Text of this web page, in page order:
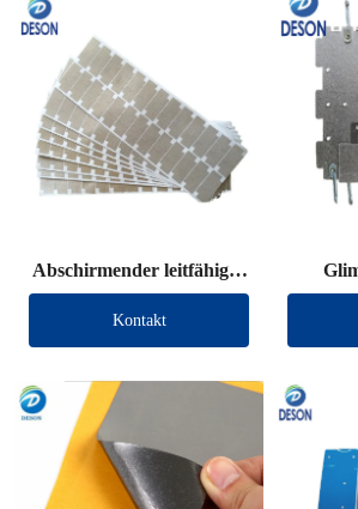
Abschirmender leitfähiger
Stoff, gestanzt
Kontakt